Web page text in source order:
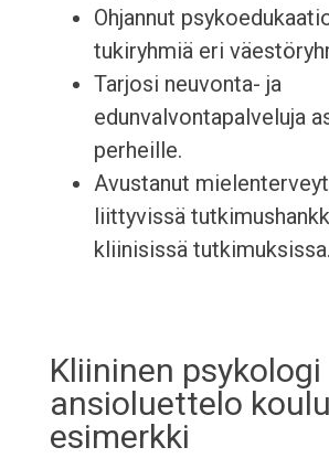
Ohjannut
tukiryhmiä eri
Tarjosi neuvonta- ja
edunvalvontapalveluja
perheille.
Avustanut
liittyvissä
kliinisissä tutkimuksissa.
Kliininen psykologi
ansioluettelo
esimerkki